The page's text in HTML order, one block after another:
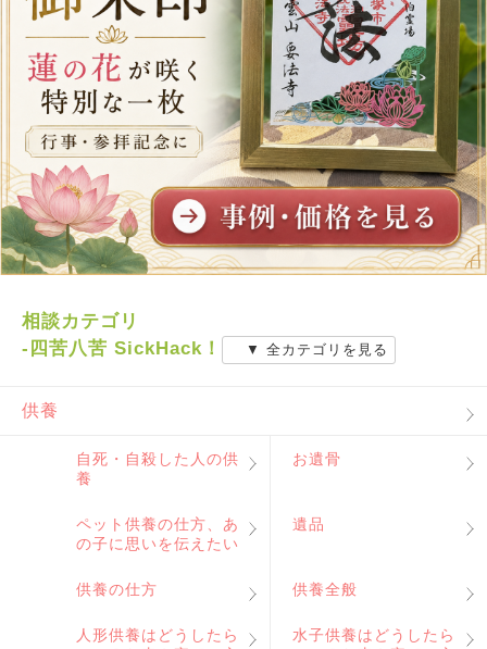
相談カテゴリ
-四苦八苦 SickHack！
▼ 全カテゴリを見る
供養
自死・自殺した人の供
養
お遺骨
ペット供養の仕方、あ
の子に思いを伝えたい
遺品
供養の仕方 供養全般
人形供養はどうしたら
水子供養はどうしたら